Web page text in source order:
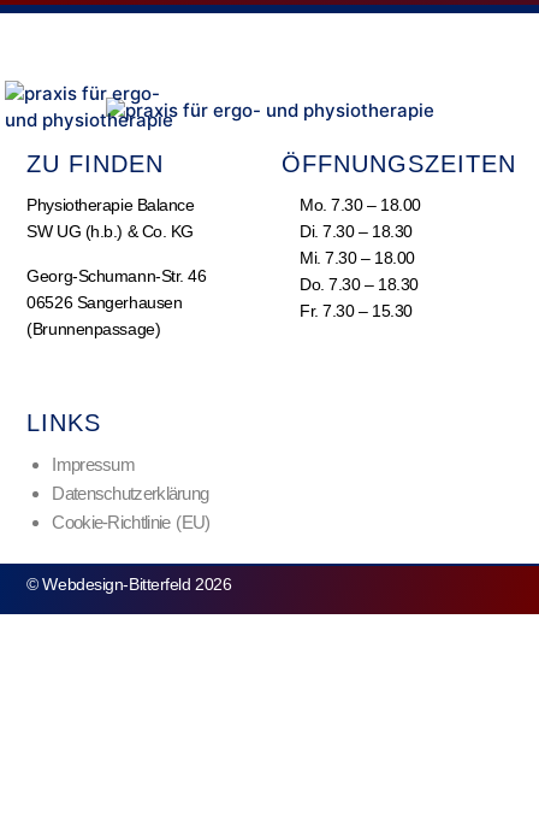
ZU FINDEN
Physiotherapie Balance
SW UG (h.b.) & Co. KG
Georg-Schumann-Str. 46
06526 Sangerhausen
(Brunnenpassage)
ÖFFNUNGSZEITEN
Mo. 7.30 – 18.00
Di. 7.30 – 18.30
Mi. 7.30 – 18.00
Do. 7.30 – 18.30
Fr. 7.30 – 15.30
LINKS
Impressum
Datenschutzerklärung
Cookie-Richtlinie (EU)
© Webdesign-Bitterfeld 2026